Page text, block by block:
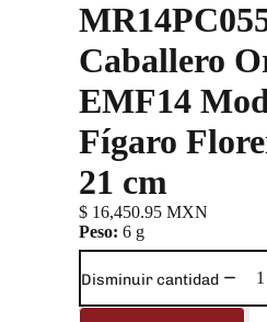
Caballero
EMF14
Fígaro
21 cm
$ 16,450.95 MXN
Peso: 6 g
Disminuir cantidad